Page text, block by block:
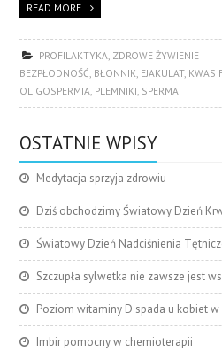
READ MORE
PROFILAKTYKA, ZDROWE ŻYWIENIE
BEZPŁODNOŚĆ, BŁONNIK, EJAKULAT, KWAS
OLIGOSPERMIA, PLEMNIKI, SPERMA
OSTATNIE WPISY
Medytacja sprzyja zdrowiu
Dziś obchodzimy Światowy Dzień
Światowy Dzień Nadciśnienia
Szczupła sylwetka nie zawsze jest
Poziom witaminy D spada u kobiet
Imbir pomocny w chemioterapii